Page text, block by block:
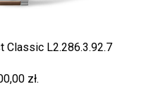
Classic L2.286.3.92.7
zł.